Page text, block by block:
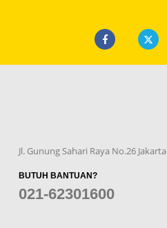
Jl. Gunung Sahari Raya No.26
BUTUH BANTUAN?
021-62301600